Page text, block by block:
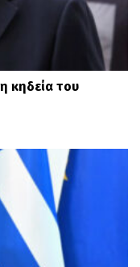
κηδεία του